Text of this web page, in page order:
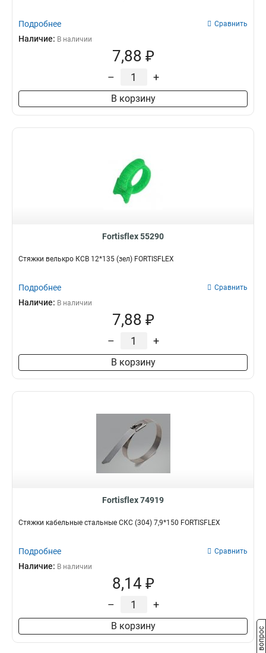
Подробнее Сравнить
Наличие: В наличии
7,88 ₽
– +
В корзину
Fortisflex 55290
Стяжки велькро КСВ 12*135 (зел) FORTISFLEX
Подробнее Сравнить
Наличие: В наличии
7,88 ₽
– +
В корзину
Fortisflex 74919
Стяжки кабельные стальные СКС (304) 7,9*150 FORTISFLEX
Подробнее Сравнить
Наличие: В наличии
8,14 ₽
– +
В корзину